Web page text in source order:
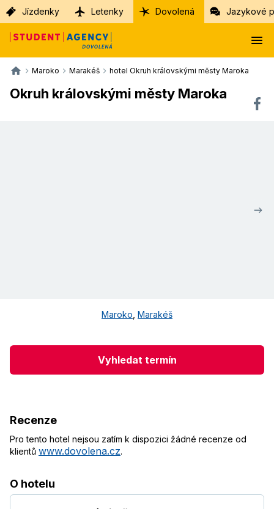
Jízdenky Letenky Dovolená Jazykové
Maroko Marakéš hotel Okruh královskými městy Maroka
Okruh královskými městy Maroka
Maroko Marakéš
Vyhledat termín
Recenze
Pro tento hotel nejsou zatím k dispozici žádné recenze od
klientů www.dovolena.cz.
O hotelu